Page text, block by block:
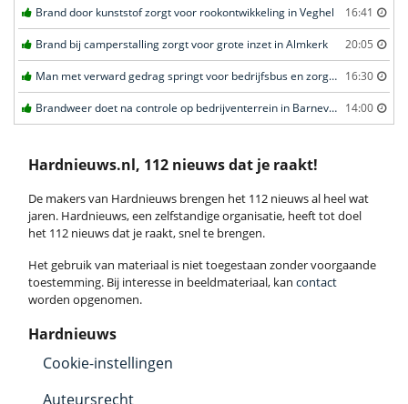
Brand door kunststof zorgt voor rookontwikkeling in Veghel 16:41
Brand bij camperstalling zorgt voor grote inzet in Almkerk 20:05
Man met verward gedrag springt voor bedrijfsbus en zorgt voor opschudding in Veghel 16:30
Brandweer doet na controle op bedrijventerrein in Barneveld 14:00
Hardnieuws.nl, 112 nieuws dat je raakt!
De makers van Hardnieuws brengen het 112 nieuws al heel wat
jaren. Hardnieuws, een zelfstandige organisatie, heeft tot doel
het 112 nieuws dat je raakt, snel te brengen.
Het gebruik van materiaal is niet toegestaan zonder voorgaande
toestemming. Bij interesse in beeldmateriaal, kan contact
worden opgenomen.
Hardnieuws
Cookie-instellingen
Auteursrecht